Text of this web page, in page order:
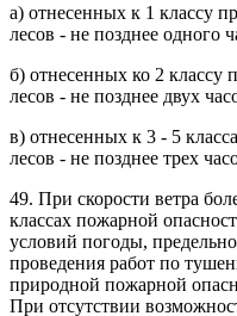
а) отнесенных к 1 классу
лесов - не позднее одного
б) отнесенных ко 2 классу
лесов - не позднее двух
в) отнесенных к 3 - 5
лесов - не позднее трех
49. При скорости ветра
классах пожарной
условий погоды,
проведения работ по
природной пожарной
При отсутствии